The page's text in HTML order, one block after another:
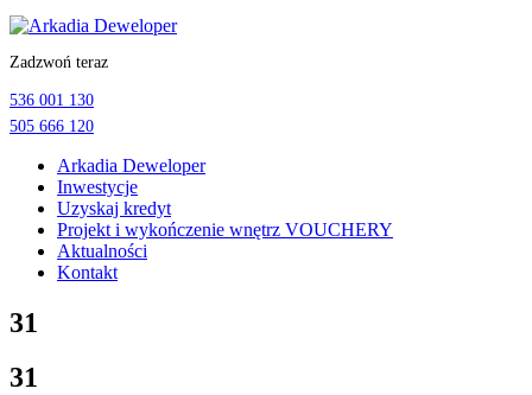
Przejdź
treści
Zadzwoń teraz
536 001 130
505 666 120
Arkadia Deweloper
Inwestycje
Uzyskaj kredyt
Projekt i wykończenie wnętrz VOUCHERY
Aktualności
Kontakt
31
31